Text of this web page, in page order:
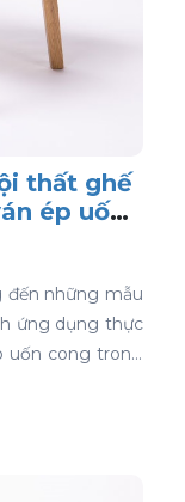
thất ghế
ép uốn
đến những mẫu
ứng dụng thực
uốn cong trong